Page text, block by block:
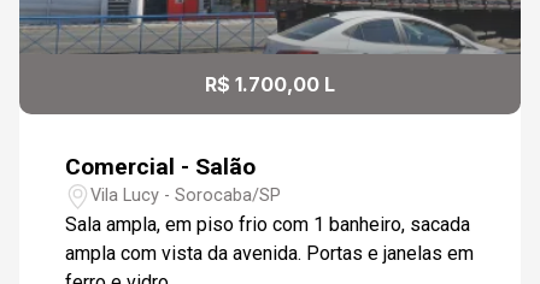
R$ 1.700,00 L
Comercial - Salão
Vila Lucy - Sorocaba/SP
Sala ampla, em piso frio com 1 banheiro, sacada
ampla com vista da avenida. Portas e janelas em